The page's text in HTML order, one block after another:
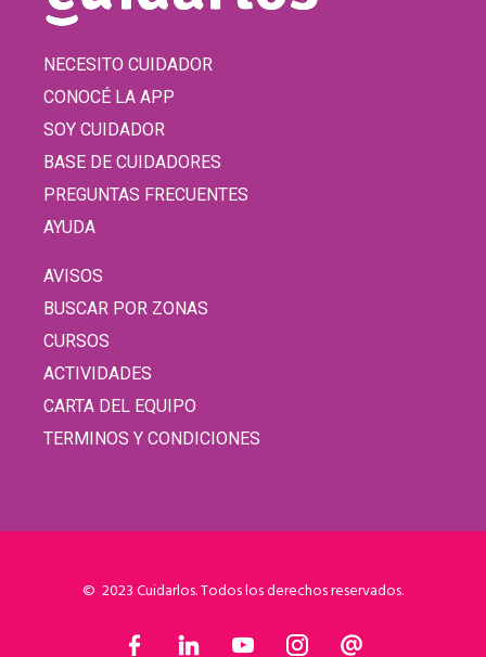
NECESITO CUIDADOR
CONOCÉ LA APP
SOY CUIDADOR
BASE DE CUIDADORES
PREGUNTAS FRECUENTES
AYUDA
AVISOS
BUSCAR POR ZONAS
CURSOS
ACTIVIDADES
CARTA DEL EQUIPO
TERMINOS Y CONDICIONES
© 2023 Cuidarlos. Todos los derechos reservados.